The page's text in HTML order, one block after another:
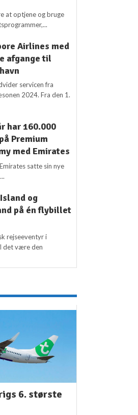
at optjene og bruge
Airlines med
afgange til
servicen fra
2024. Fra den 1.
har 160.000
Premium
med Emirates
satte sin nye
og
på én flybillet
rejseeventyr i
det være den
6. største